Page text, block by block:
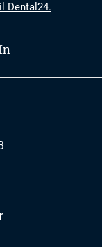
Dental24.